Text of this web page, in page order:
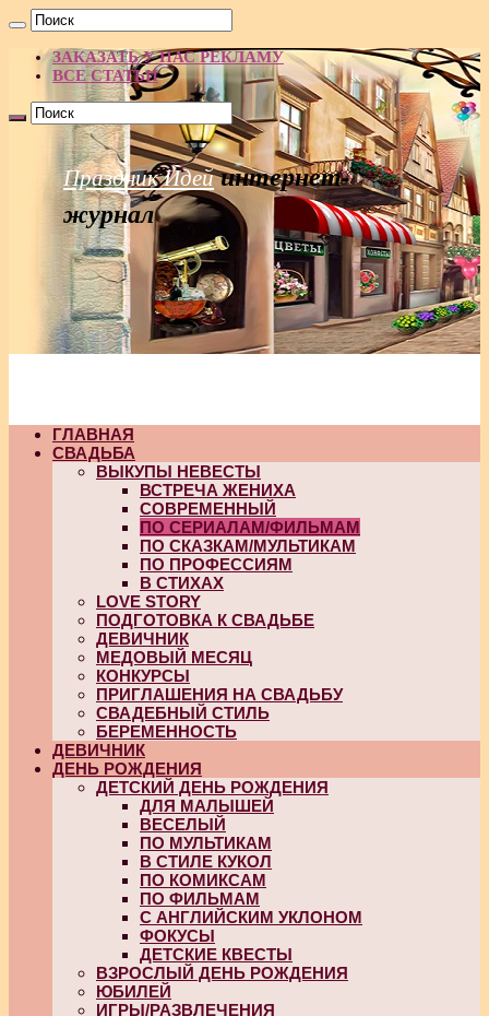
ЗАКАЗАТЬ У НАС РЕКЛАМУ
ВСЕ СТАТЬИ
Праздник Идей интернет-
журнал
ГЛАВНАЯ
СВАДЬБА
ВЫКУПЫ НЕВЕСТЫ
ВСТРЕЧА ЖЕНИХА
СОВРЕМЕННЫЙ
ПО СЕРИАЛАМ/ФИЛЬМАМ
ПО СКАЗКАМ/МУЛЬТИКАМ
ПО ПРОФЕССИЯМ
В СТИХАХ
LOVE STORY
ПОДГОТОВКА К СВАДЬБЕ
ДЕВИЧНИК
МЕДОВЫЙ МЕСЯЦ
КОНКУРСЫ
ПРИГЛАШЕНИЯ НА СВАДЬБУ
СВАДЕБНЫЙ СТИЛЬ
БЕРЕМЕННОСТЬ
ДЕВИЧНИК
ДЕНЬ РОЖДЕНИЯ
ДЕТСКИЙ ДЕНЬ РОЖДЕНИЯ
ДЛЯ МАЛЫШЕЙ
ВЕСЕЛЫЙ
ПО МУЛЬТИКАМ
В СТИЛЕ КУКОЛ
ПО КОМИКСАМ
ПО ФИЛЬМАМ
С АНГЛИЙСКИМ УКЛОНОМ
ФОКУСЫ
ДЕТСКИЕ КВЕСТЫ
ВЗРОСЛЫЙ ДЕНЬ РОЖДЕНИЯ
ЮБИЛЕЙ
ИГРЫ/РАЗВЛЕЧЕНИЯ